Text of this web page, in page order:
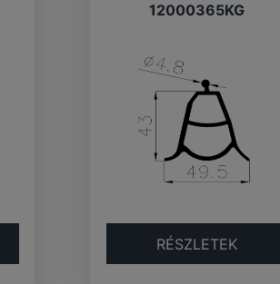
12000365KG
RÉSZLETEK